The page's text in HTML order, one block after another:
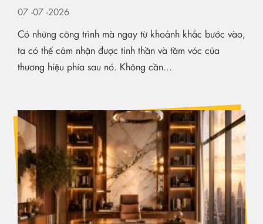
KIẾN TẠO KHÔNG GIAN HẠNG SANG
07 -07 -2026
Có những công trình mà ngay từ khoảnh khắc bước vào,
ta có thể cảm nhận được tinh thần và tầm vóc của
thương hiệu phía sau nó. Không cần...